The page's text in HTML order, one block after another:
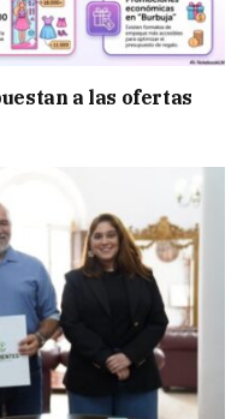
a las ofertas